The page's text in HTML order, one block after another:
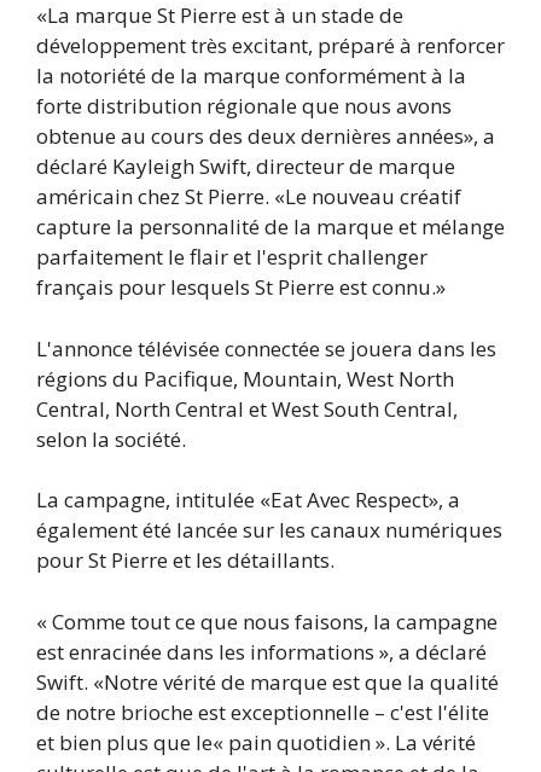
«La marque St Pierre est à un stade de
développement très excitant, préparé à renforcer
la notoriété de la marque conformément à la
forte distribution régionale que nous avons
obtenue au cours des deux dernières années», a
déclaré Kayleigh Swift, directeur de marque
américain chez St Pierre. «Le nouveau créatif
capture la personnalité de la marque et mélange
parfaitement le flair et l'esprit challenger
français pour lesquels St Pierre est connu.»
L'annonce télévisée connectée se jouera dans les
régions du Pacifique, Mountain, West North
Central, North Central et West South Central,
selon la société.
La campagne, intitulée «Eat Avec Respect», a
également été lancée sur les canaux numériques
pour St Pierre et les détaillants.
« Comme tout ce que nous faisons, la campagne
est enracinée dans les informations », a déclaré
Swift. «Notre vérité de marque est que la qualité
de notre brioche est exceptionnelle – c'est l'élite
et bien plus que le« pain quotidien ». La vérité